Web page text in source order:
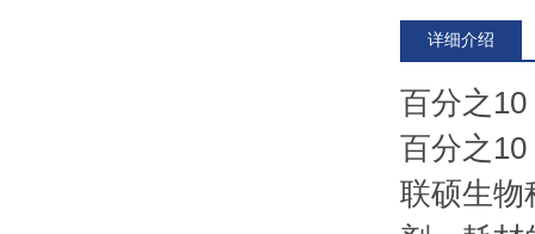
详细介绍
百分之
百分之
联硕生物